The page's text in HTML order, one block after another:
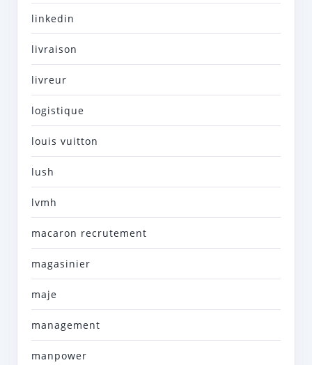
linkedin
livraison
livreur
logistique
louis vuitton
lush
lvmh
macaron recrutement
magasinier
maje
management
manpower